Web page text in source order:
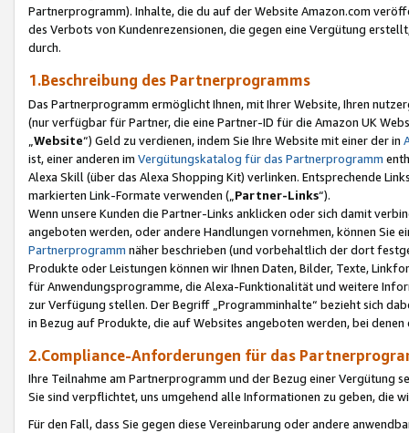
Partnerprogramm). Inhalte, die du auf der Website Amazon.com
des Verbots von Kundenrezensionen, die gegen eine Vergütung
durch.
1.Beschreibung des Partnerprogramms
Das Partnerprogramm ermöglicht Ihnen, mit Ihrer Website, Ihren
(nur verfügbar für Partner, die eine Partner-ID für die Amazon UK
Website“) Geld zu verdienen, indem Sie Ihre Website mit einer der in
ist, einer anderen im Vergütungskatalog für das Partnerprogramm
Alexa Skill (über das Alexa Shopping Kit) verlinken. Entsprechende
markierten Link-Formate verwenden („ Partner-Links“).
Wenn unsere Kunden die Partner-Links anklicken oder sich damit
angeboten werden, oder andere Handlungen vornehmen, können Sie
Partnerprogramm näher beschrieben (und vorbehaltlich der dort
Produkte oder Leistungen können wir Ihnen Daten, Bilder, Texte,
für Anwendungsprogramme, die Alexa-Funktionalität und weitere
zur Verfügung stellen. Der Begriff „Programminhalte“ bezieht sich
in Bezug auf Produkte, die auf Websites angeboten werden, bei
2.Compliance-Anforderungen für das
Ihre Teilnahme am Partnerprogramm und der Bezug einer Vergütung
Sie sind verpflichtet, uns umgehend alle Informationen zu geben, die
Für den Fall, dass Sie gegen diese Vereinbarung oder andere